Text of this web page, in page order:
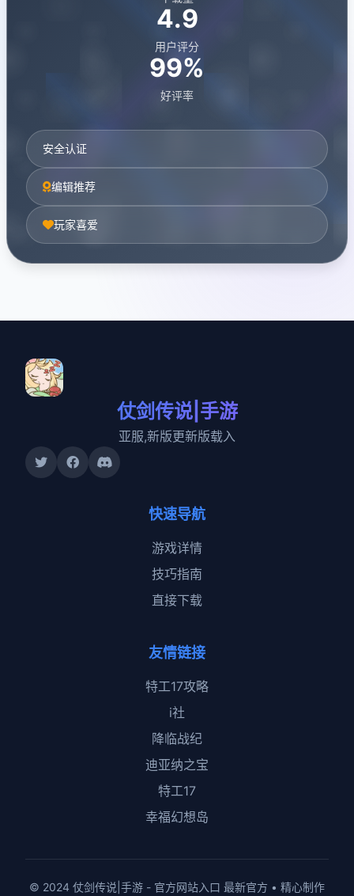
4.9
用户评分
99%
好评率
安全认证
编辑推荐
玩家喜爱
仗剑传说|手游
亚服,新版更新版载入
快速导航
游戏详情
技巧指南
直接下载
友情链接
特工17攻略
i社
降临战纪
迪亚纳之宝
特工17
幸福幻想岛
© 2024 仗剑传说|手游 - 官方网站入口 最新官方 • 精心制作